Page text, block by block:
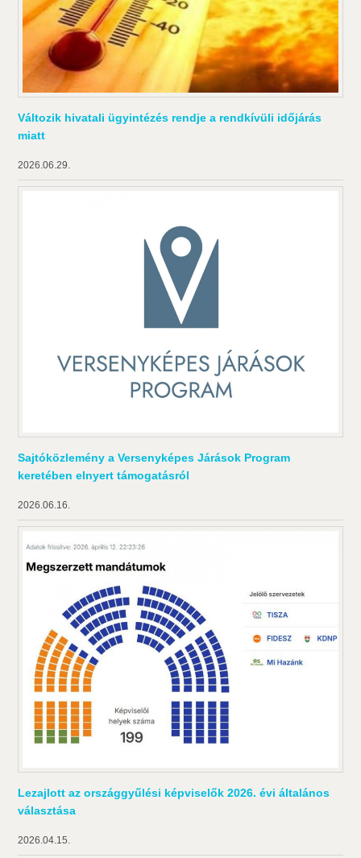
Változik hivatali ügyintézés rendje a rendkívüli időjárás
miatt
2026.06.29.
Sajtóközlemény a Versenyképes Járások Program
keretében elnyert támogatásról
2026.06.16.
Lezajlott az országgyűlési képviselők 2026. évi általános
választása
2026.04.15.